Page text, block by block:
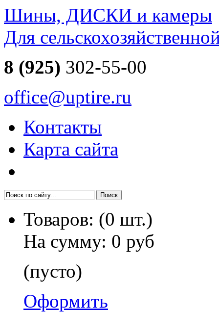
Шины, ДИСКИ и камеры
Для
8 (925) 302-55-00
office@uptire.ru
Контакты
Карта сайта
Товаров: (0 шт.)
На сумму: 0 руб
(пусто)
Оформить